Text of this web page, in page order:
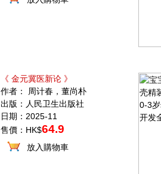
《 金元冀医新论 》
作者： 周计春，董尚朴
出版：人民卫生出版社
日期：2025-11
售價：HK$64.9
放入購物車